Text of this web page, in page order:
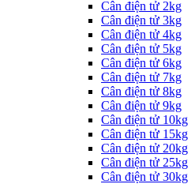
Cân điện tử 2kg
Cân điện tử 3kg
Cân điện tử 4kg
Cân điện tử 5kg
Cân điện tử 6kg
Cân điện tử 7kg
Cân điện tử 8kg
Cân điện tử 9kg
Cân điện tử 10kg
Cân điện tử 15kg
Cân điện tử 20kg
Cân điện tử 25kg
Cân điện tử 30kg